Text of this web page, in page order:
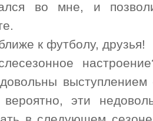
во мне, и
к футболу, друзья!
эти